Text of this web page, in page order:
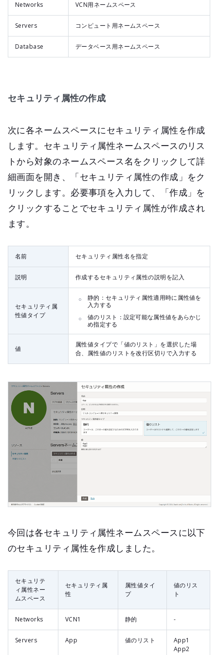
Networks VCN用ネームスペース
Servers コンピュート用ネームスペース
Database データベース用ネームスペース
セキュリティ属性の作成
次に各ネームスペースにセキュリティ属性を作成
します。セキュリティ属性ネームスペースのリス
トから対象のネームスペース名をクリックして詳
細画面を開き、「セキュリティ属性の作成」をク
リックします。必要事項を入力して、「作成」を
クリックすることでセキュリティ属性が作成され
ます。
名前 セキュリティ属性名を指定
説明 作成するセキュリティ属性の説明を記入
セキュリティ属
性値タイプ
静的：セキュリティ属性適用時に属性値を
入力する
値のリスト：設定可能な属性値をあらかじ
め指定する
値
属性値タイプで「値のリスト」を選択した場
合、属性値のリストを改行区切りで入力する
今回は各セキュリティ属性ネームスペースに以下
のセキュリティ属性を作成しました。
セキュリテ
ィ属性ネー
ムスペース
セキュリティ属
性
属性値タイ
プ
値のリス
ト
Networks VCN1 静的 -
Servers App 値のリスト
App1
App2